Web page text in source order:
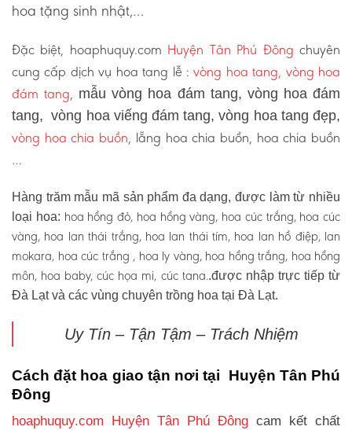
hoa tặng sinh nhật,…
Đặc biệt, hoaphuquy.com Huyện Tân Phú Đông chuyên
cung cấp dịch vụ hoa tang lễ :vòng hoa tang, vòng hoa
đám tang, mẫu vòng hoa đám tang, vòng hoa đám
tang, vòng hoa viếng đám tang, vòng hoa tang đẹp,
vòng hoa chia buồn, lẵng hoa chia buồn, hoa chia buồn
…
Hàng trăm mẫu mã sản phẩm đa dạng, được làm từ nhiều
loại hoa: hoa hồng đỏ, hoa hồng vàng, hoa cúc trắng, hoa cúc
vàng, hoa lan thái trắng, hoa lan thái tím, hoa lan hồ điệp, lan
mokara, hoa cúc trắng , hoa ly vàng, hoa hồng trắng, hoa hồng
môn, hoa baby, cúc họa mi, cúc tana..được nhập trực tiếp từ
Đà Lạt và các vùng chuyên trồng hoa tại Đà Lạt.
Uy Tín – Tận Tậm – Trách Nhiệm
Cách đặt hoa giao tận nơi tại Huyện Tân Phú
Đông
hoaphuquy.com Huyện Tân Phú Đông cam kết chất